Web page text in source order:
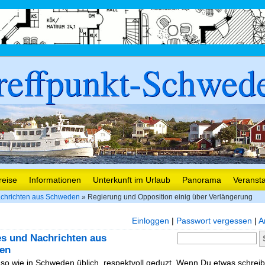
Informationen Unterkunft im Urlaub Panorama
aus Schweden » Regierung und Opposition einig über Verlängerung
Einloggen | Passwort vergessen |
und Nachrichten aus
wie in Schweden üblich, respektvoll geduzt. Wenn Du etwas